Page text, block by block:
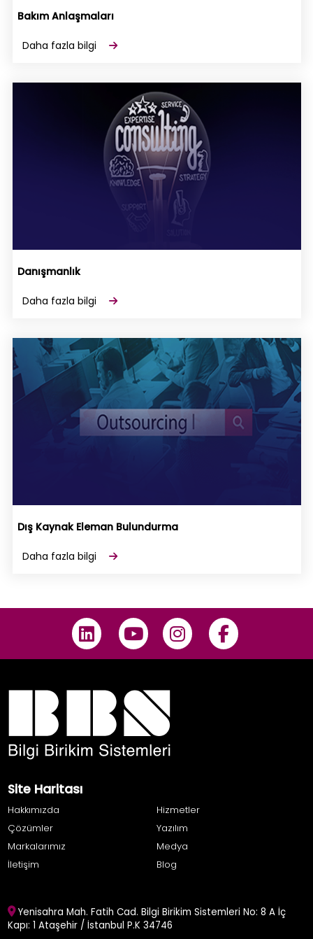
Bakım Anlaşmaları
Daha fazla bilgi
Danışmanlık
Daha fazla bilgi
Dış Kaynak Eleman Bulundurma
Daha fazla bilgi
Site Haritası
Hakkımızda
Hizmetler
Çözümler
Yazılım
Markalarımız
Medya
İletişim
Blog
Yenisahra Mah. Fatih Cad. Bilgi Birikim Sistemleri No: 8 A İç
Kapı: 1 Ataşehir / İstanbul P.K 34746